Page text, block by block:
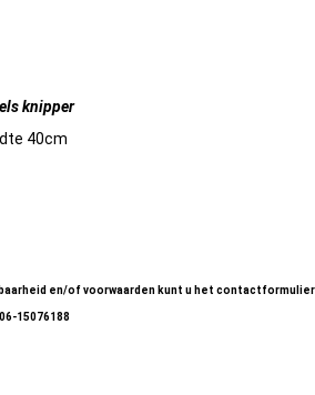
knipper
40cm
en/of voorwaarden kunt u het
15076188